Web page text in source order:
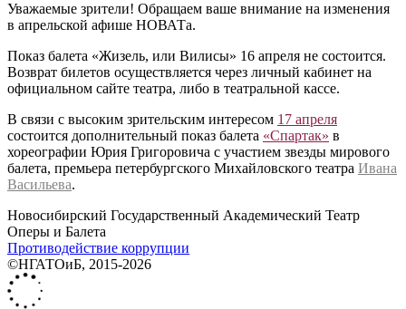
Уважаемые зрители! Обращаем ваше внимание на изменения
в апрельской афише НОВАТа.
Показ балета «Жизель, или Вилисы» 16 апреля не состоится.
Возврат билетов осуществляется через личный кабинет на
официальном сайте театра, либо в театральной кассе.
В связи с высоким зрительским интересом 17 апреля
состоится дополнительный показ балета «Спартак» в
хореографии Юрия Григоровича с участием звезды мирового
балета, премьера петербургского Михайловского театра Ивана
Васильева.
Новосибирский Государственный Академический Театр
Оперы и Балета
Противодействие коррупции
©НГАТОиБ, 2015-2026